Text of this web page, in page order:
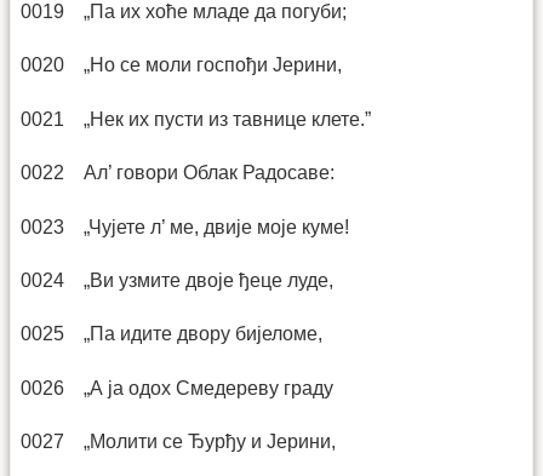
0019 „Па их хоће младе да погуби;
0020 „Но се моли госпођи Јерини,
0021 „Нек их пусти из тавнице клете.”
0022 Ал’ говори Облак Радосаве:
0023 „Чујете л’ ме, двије моје куме!
0024 „Ви узмите двоје ђеце луде,
0025 „Па идите двору бијеломе,
0026 „А ја одох Смедереву граду
0027 „Молити се Ђурђу и Јерини,